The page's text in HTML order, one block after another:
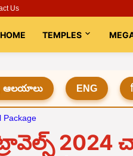
Us
HOME TEMPLES
ఆలయాలు ENG
Package